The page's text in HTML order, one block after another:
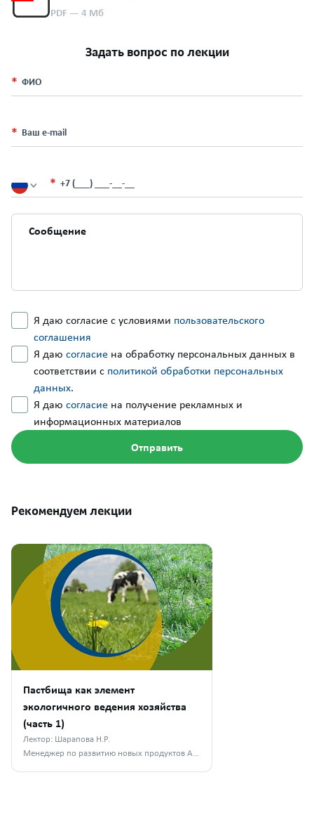
PDF — 4 Мб
Задать вопрос по лекции
ФИО
Ваш e-mail
+7 (___) ___-__-__
Я даю согласие с условиями пользовательского
соглашения
Я даю согласие на обработку персональных данных в
соответствии с политикой обработки персональных
данных.
Я даю согласие на получение рекламных и
информационных материалов
Рекомендуем лекции
Пастбища как элемент
экологичного ведения хозяйства
(часть 1)
Лектор: Шарапова Н.Р.
Менеджер по развитию новых продуктов АО «Апатит»